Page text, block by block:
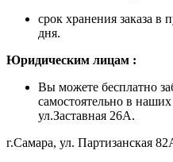
срок хранения заказа в
дня.
Юридическим лицам :
Вы можете бесплатно
самостоятельно в
ул.Заставная 26А.
г.Самара, ул. Партизанская